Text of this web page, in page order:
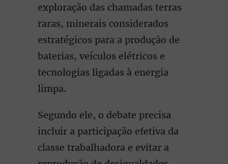
exploração das chamadas terras
raras, minerais considerados
estratégicos para a produção de
baterias, veículos elétricos e
tecnologias ligadas à energia
limpa.
Segundo ele, o debate precisa
incluir a participação efetiva da
classe trabalhadora e evitar a